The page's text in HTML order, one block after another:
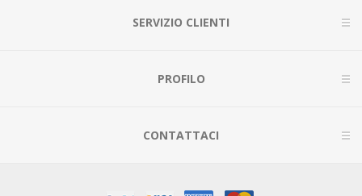
SERVIZIO CLIENTI
PROFILO
CONTATTACI